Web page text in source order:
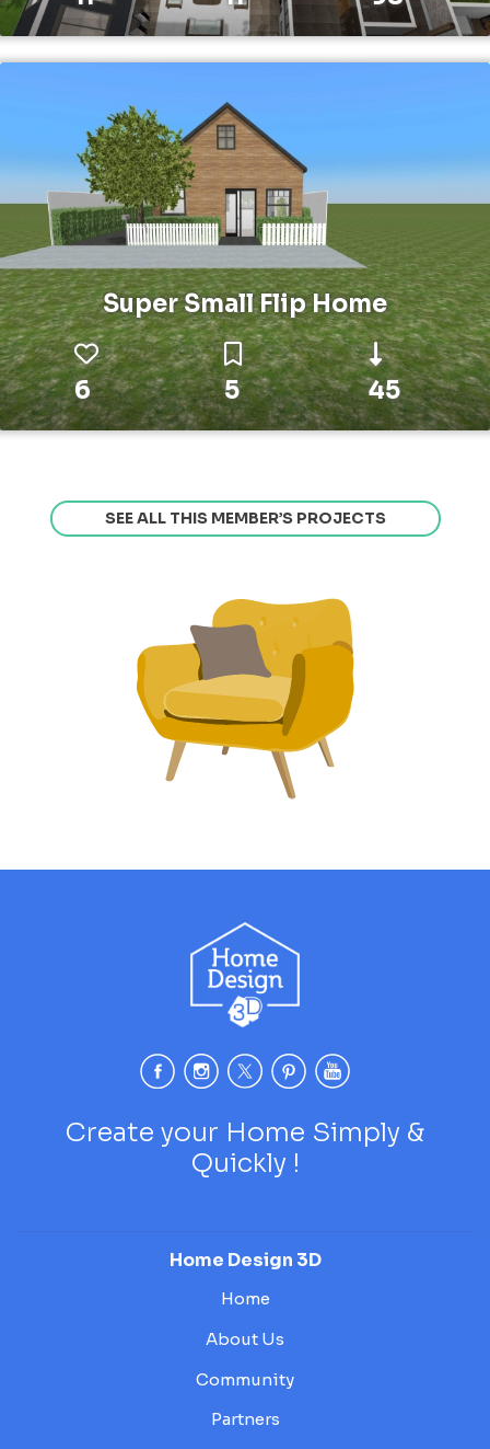
Super Small Flip Home
6 5 45
SEE ALL THIS MEMBER’S PROJECTS
Create your Home Simply &
Quickly !
Home Design 3D
Home
About Us
Community
Partners